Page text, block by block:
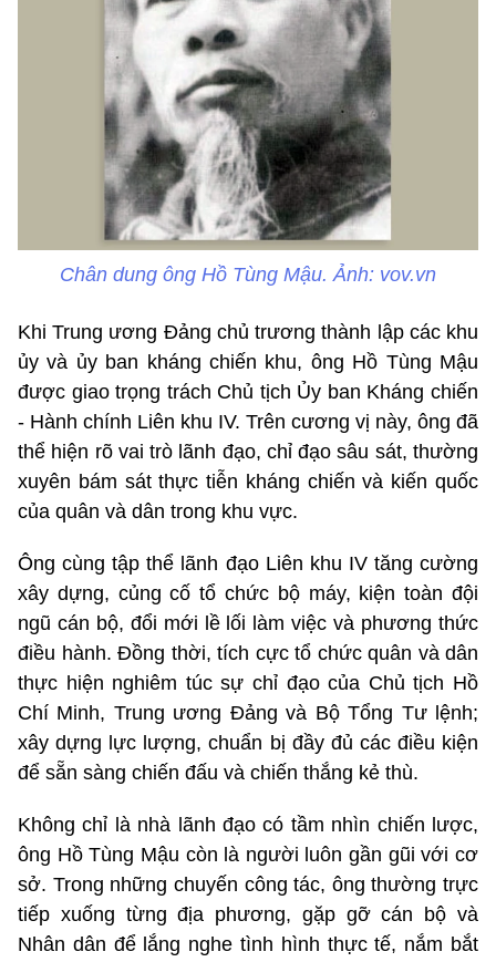
Chân dung ông Hồ Tùng Mậu. Ảnh: vov.vn
Khi Trung ương Đảng chủ trương thành lập các khu
ủy và ủy ban kháng chiến khu, ông Hồ Tùng Mậu
được giao trọng trách Chủ tịch Ủy ban Kháng chiến
- Hành chính Liên khu IV. Trên cương vị này, ông đã
thể hiện rõ vai trò lãnh đạo, chỉ đạo sâu sát, thường
xuyên bám sát thực tiễn kháng chiến và kiến quốc
của quân và dân trong khu vực.
Ông cùng tập thể lãnh đạo Liên khu IV tăng cường
xây dựng, củng cố tổ chức bộ máy, kiện toàn đội
ngũ cán bộ, đổi mới lề lối làm việc và phương thức
điều hành. Đồng thời, tích cực tổ chức quân và dân
thực hiện nghiêm túc sự chỉ đạo của Chủ tịch Hồ
Chí Minh, Trung ương Đảng và Bộ Tổng Tư lệnh;
xây dựng lực lượng, chuẩn bị đầy đủ các điều kiện
để sẵn sàng chiến đấu và chiến thắng kẻ thù.
Không chỉ là nhà lãnh đạo có tầm nhìn chiến lược,
ông Hồ Tùng Mậu còn là người luôn gần gũi với cơ
sở. Trong những chuyến công tác, ông thường trực
tiếp xuống từng địa phương, gặp gỡ cán bộ và
Nhân dân để lắng nghe tình hình thực tế, nắm bắt